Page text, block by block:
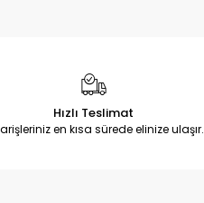
Hızlı Teslimat
en kısa sürede elinize ulaşır.